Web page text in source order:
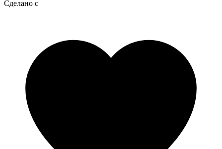
Сделано с